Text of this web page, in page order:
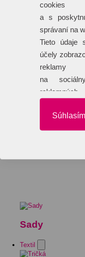
Sady
Textil
cookies
a s
správaní na
Tieto údaje
účely
reklamy
na
Súhlasím